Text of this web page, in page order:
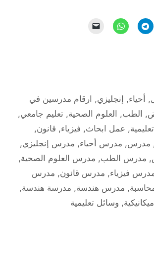
, أحياء, إنجليزي, ارقام مدرسين في
, الطب, العلوم الصحية, تعليم جامعي,
, عمل ابحاث, فيزياء, قانون,
مدرس, مدرس أحياء, مدرس إنجليزي,
, مدرس الطب, مدرس العلوم الصحية,
فيزياء, مدرس قانون, مدرس
, مدرس هندسة, مدرسة هندسة,
, وسائل تعليمية